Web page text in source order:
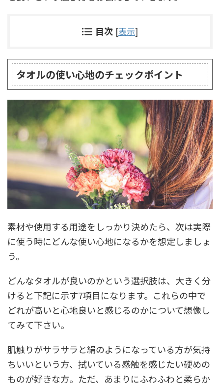
目次 [表示]
タオルの使い心地のチェックポイント
素材や使用する用途をしっかり決めたら、次は実際
に使う時にどんな使い心地になるかを想定しましょ
う。
どんなタオルが良いのかという選択肢は、大きく分
けると下記に示す7項目になります。これらの中で
どれが高いと心地良いと感じるのかについて想像し
てみて下さい。
肌触りがサラサラと絹のようになっている方が気持
ちいいという方、拭いている感触を感じたい硬めの
ものが好きな方。ただ、あまりにふわふわと柔らか